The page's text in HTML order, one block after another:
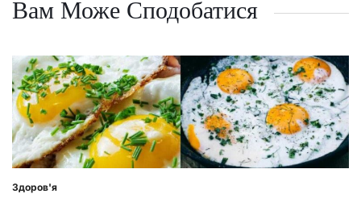
Вам Може Сподобатися
Posted
Здоров'я